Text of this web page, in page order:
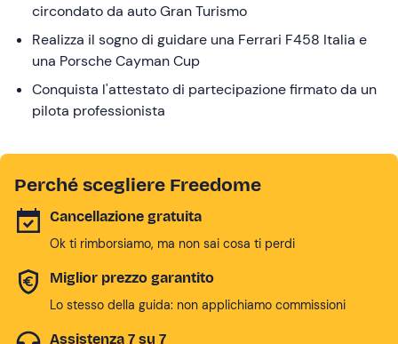
shortcuts
changing
dates.
circondato da auto Gran Turismo
Realizza il sogno di guidare una Ferrari F458 Italia e
una Porsche Cayman Cup
Conquista l'attestato di partecipazione firmato da un
pilota professionista
Perché scegliere Freedome
Cancellazione gratuita
Ok ti rimborsiamo, ma non sai cosa ti perdi
Miglior prezzo garantito
Lo stesso della guida: non applichiamo commissioni
Assistenza 7 su 7